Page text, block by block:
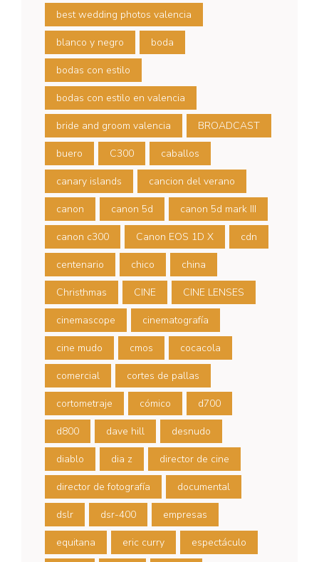
best wedding photos valencia
blanco y negro boda
bodas con estilo
bodas con estilo en valencia
bride and groom valencia BROADCAST
buero C300 caballos
canary islands cancion del verano
canon canon 5d canon 5d mark III
canon c300 Canon EOS 1D X cdn
centenario chico china
Christhmas CINE CINE LENSES
cinemascope cinematografía
cine mudo cmos cocacola
comercial cortes de pallas
cortometraje cómico d700
d800 dave hill desnudo
diablo dia z director de cine
director de fotografía documental
dslr dsr-400 empresas
equitana eric curry espectáculo